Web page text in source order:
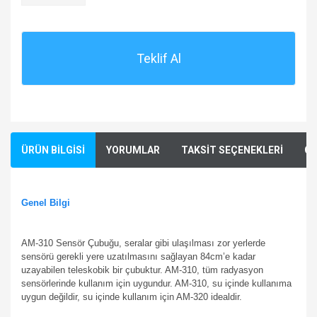
Teklif Al
ÜRÜN BİLGİSİ YORUMLAR TAKSİT SEÇENEKLERİ
Genel Bilgi
AM-310 Sensör Çubuğu, seralar gibi ulaşılması zor yerlerde
sensörü gerekli yere uzatılmasını sağlayan 84cm’e kadar
uzayabilen teleskobik bir çubuktur. AM-310, tüm radyasyon
sensörlerinde kullanım için uygundur. AM-310, su içinde kullanıma
uygun değildir, su içinde kullanım için AM-320 idealdir.